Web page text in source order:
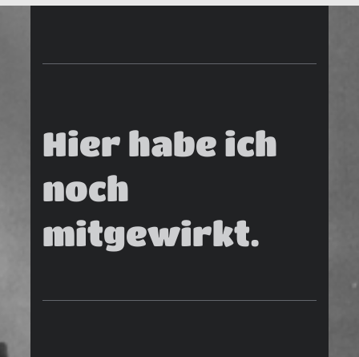
Hier habe ich
noch
mitgewirkt.